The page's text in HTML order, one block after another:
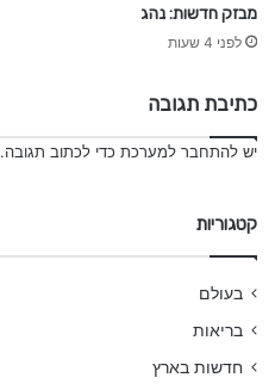
מבזק חדשות: נהג
לפני 4 שעות
כתיבת תגובה
יש להתחבר למערכת כדי לכתוב תגובה.
קטגוריות
בעולם
בריאות
חדשות בארץ